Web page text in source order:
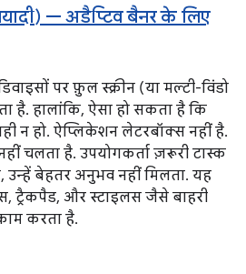
— अडैप्टिव बैनर के लिए
पर फ़ुल स्क्रीन (या मल्टी-विंडो
है. हालांकि, ऐसा हो सकता है कि
न हो. ऐप्लिकेशन लेटरबॉक्स नहीं है.
चलता है. उपयोगकर्ता ज़रूरी टास्क
बेहतर अनुभव नहीं मिलता. यह
ट्रैकपैड, और स्टाइलस जैसे बाहरी
करता है.